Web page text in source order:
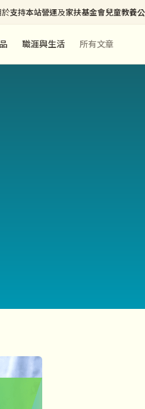
支持本站營運及家扶基金會兒童教養
職涯與生活 所有文章